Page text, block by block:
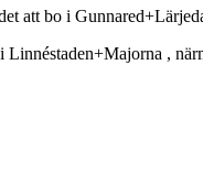
att bo i
,